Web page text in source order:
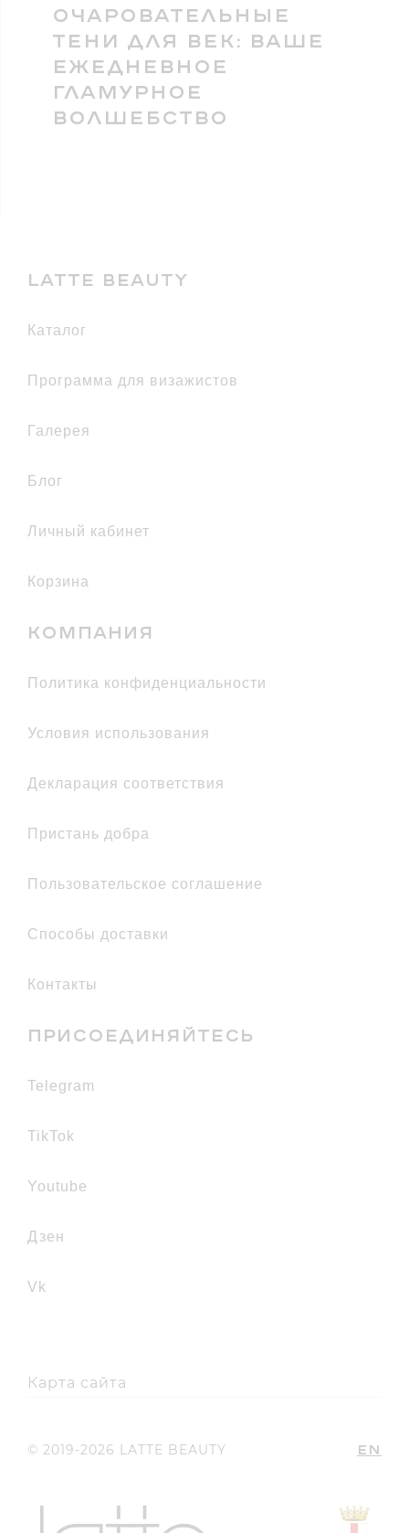
ОЧАРОВАТЕЛЬНЫЕ
ТЕНИ ДЛЯ ВЕК: ВАШЕ
ЕЖЕДНЕВНОЕ
ГЛАМУРНОЕ
ВОЛШЕБСТВО
LATTE BEAUTY
каталог
Программа для визажистов
галерея
Блог
Личный кабинет
Корзина
КОМПАНИЯ
политика конфиденциальности
условия использования
декларация соответствия
Пристань добра
Пользовательское соглашение
Способы доставки
Контакты
ПРИСОЕДИНЯЙТЕСЬ
telegram
TikTok
youtube
дзен
vk
Карта сайта
© 2019-2026 LATTE BEAUTY EN